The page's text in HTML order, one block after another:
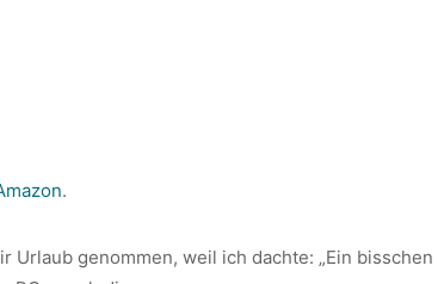
.
genommen, weil ich dachte: „Ein